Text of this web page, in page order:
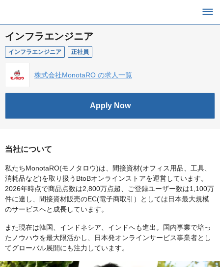
インフラエンジニア
インフラエンジニア 正社員
株式会社MonotaRO の求人一覧
Apply Now
当社について
私たちMonotaRO(モノタロウ)は、間接資材(オフィス用品、工具、
消耗品など)を取り扱うBtoBオンラインストアを運営しています。
2026年時点で商品点数は2,800万点超、ご登録ユーザー数は1,100万
件に達し、間接資材販売のEC(電子商取引）としては日本最大規模
のサービスへと成長しています。
また現在は韓国、インドネシア、インドへも進出。国内事業で培っ
たノウハウを最大限活かし、日本発オンラインサービス事業者とし
てグローバル展開にも注力しています。